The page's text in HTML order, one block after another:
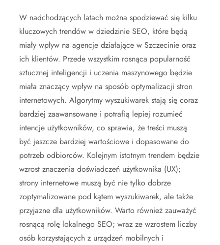
W nadchodzących latach można spodziewać się kilku
kluczowych trendów w dziedzinie SEO, które będą
miały wpływ na agencje działające w Szczecinie oraz
ich klientów. Przede wszystkim rosnąca popularność
sztucznej inteligencji i uczenia maszynowego będzie
miała znaczący wpływ na sposób optymalizacji stron
internetowych. Algorytmy wyszukiwarek stają się coraz
bardziej zaawansowane i potrafią lepiej rozumieć
intencje użytkowników, co sprawia, że treści muszą
być jeszcze bardziej wartościowe i dopasowane do
potrzeb odbiorców. Kolejnym istotnym trendem będzie
wzrost znaczenia doświadczeń użytkownika (UX);
strony internetowe muszą być nie tylko dobrze
zoptymalizowane pod kątem wyszukiwarek, ale także
przyjazne dla użytkowników. Warto również zauważyć
rosnącą rolę lokalnego SEO; wraz ze wzrostem liczby
osób korzystających z urządzeń mobilnych i